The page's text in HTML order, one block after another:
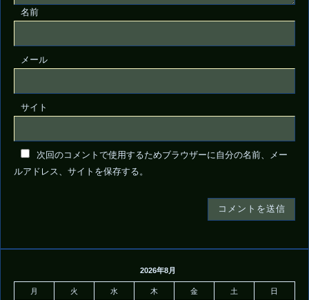
名前
メール
サイト
次回のコメントで使用するためブラウザーに自分の名前、メー
ルアドレス、サイトを保存する。
2026年8月
月 火 水 木 金 土 日